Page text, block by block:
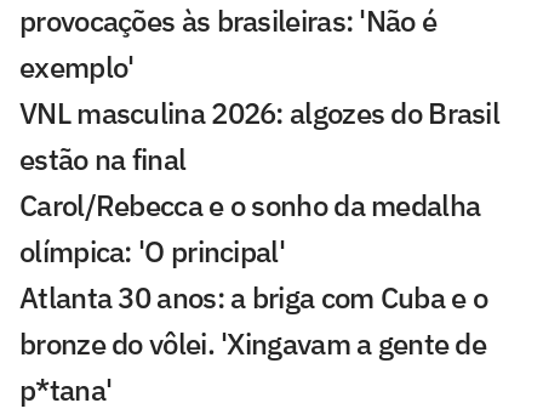
provocações às brasileiras: 'Não é
exemplo'
VNL masculina 2026: algozes do Brasil
estão na final
Carol/Rebecca e o sonho da medalha
olímpica: 'O principal'
Atlanta 30 anos: a briga com Cuba e o
bronze do vôlei. 'Xingavam a gente de
p*tana'